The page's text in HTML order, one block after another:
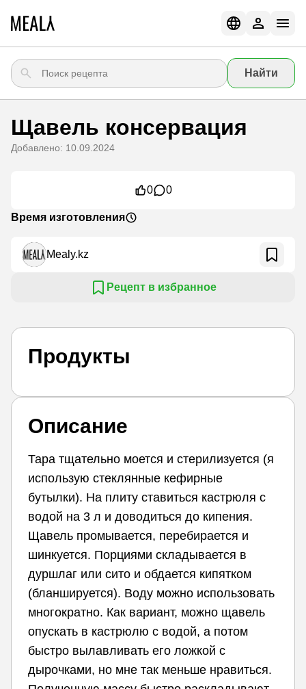
Найти
Щавель консервация
Добавлено: 10.09.2024
0 0
Время изготовления
Mealy.kz
Рецепт в избранное
Продукты
Описание
Тара тщательно моется и стерилизуется (я
использую стеклянные кефирные
бутылки). На плиту ставиться кастрюля с
водой на 3 л и доводиться до кипения.
Щавель промывается, перебирается и
шинкуется. Порциями складывается в
дуршлаг или сито и обдается кипятком
(бланшируется). Воду можно использовать
многократно. Как вариант, можно щавель
опускать в кастрюлю с водой, а потом
быстро вылавливать его ложкой с
дырочками, но мне так меньше нравиться.